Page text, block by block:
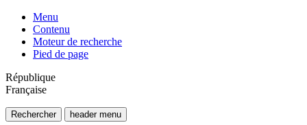
Menu
Contenu
Moteur de recherche
Pied de page
République
Française
Rechercher header menu